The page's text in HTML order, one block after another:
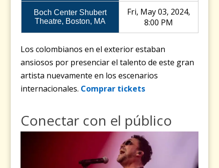
Boch Center Shubert
Theatre, Boston, MA
Fri, May 03, 2024,
8:00 PM
Los colombianos en el exterior estaban
ansiosos por presenciar el talento de este gran
artista nuevamente en los escenarios
internacionales. Comprar tickets
Conectar con el público